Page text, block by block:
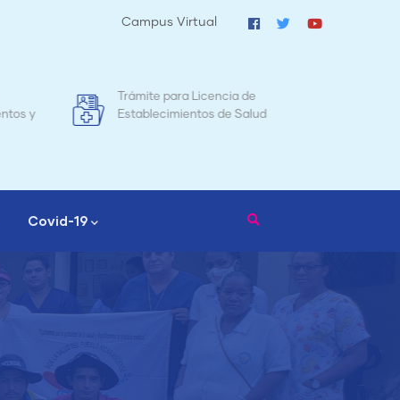
Campus Virtual
Mapa de Mortalidad Materna en
Nicaragua
Covid-19